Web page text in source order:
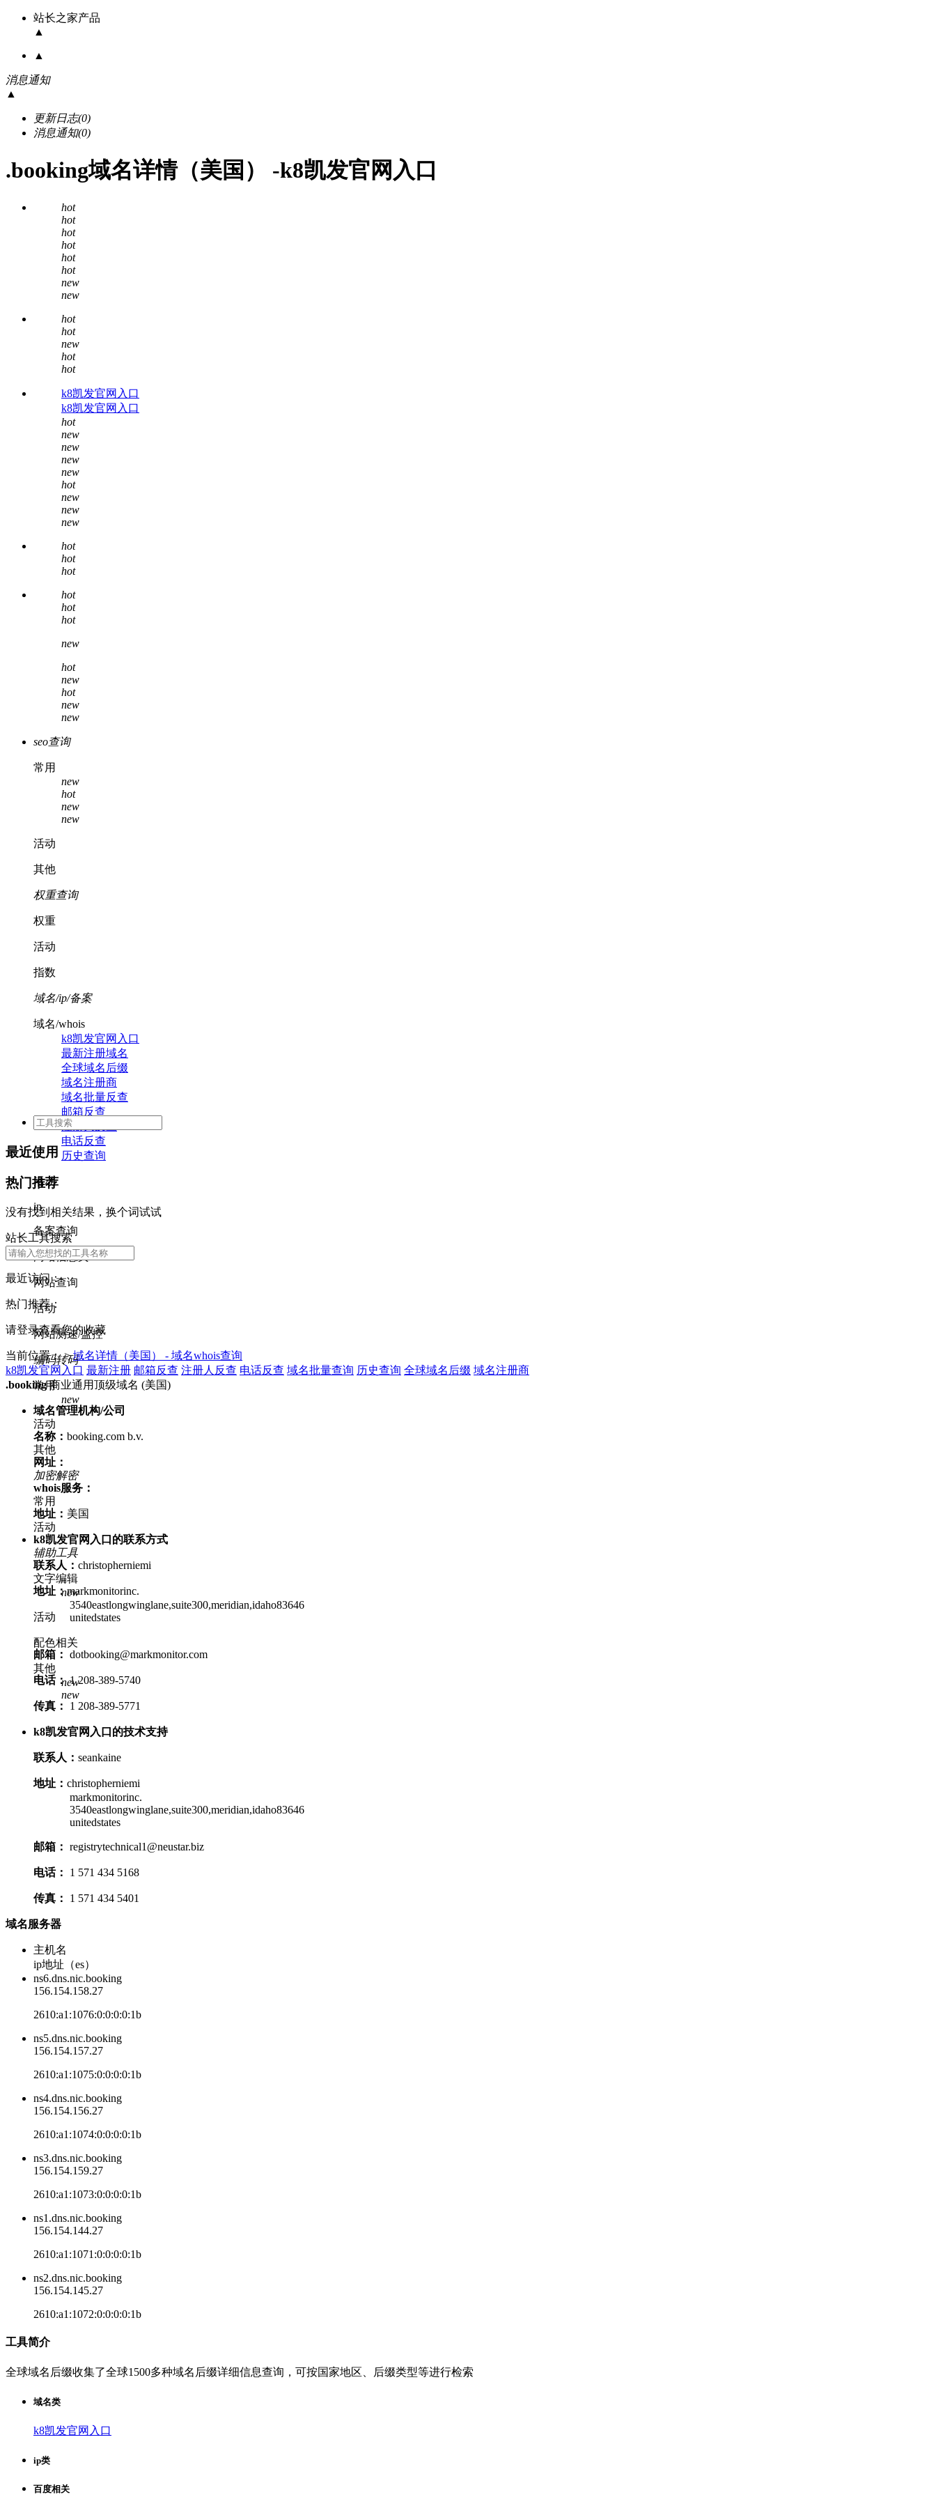
站长之家产品
▲
▲
消息通知
▲
更新日志(0)
消息通知(0)
.booking域名详情（美国） -k8凯发官网入口
hot
hot
hot
hot
hot
hot
new
new
hot
hot
new
hot
hot
k8凯发官网入口
k8凯发官网入口
hot
new
new
new
new
hot
new
new
new
hot
hot
hot
hot
hot
hot
new
hot
new
hot
new
new
seo查询
常用
new
hot
new
new
活动
其他
权重查询
权重
活动
指数
域名/ip/备案
域名/whois
k8凯发官网入口
最新注册域名
全球域名后缀
域名注册商
域名批量反查
邮箱反查
注册人反查
电话反查
历史查询
活动
ip
备案查询
网站信息类
网站查询
活动
网站测速/监控
编码转码
常用
new
活动
其他
加密解密
常用
活动
辅助工具
文字编辑
new
活动
配色相关
其他
new
new
最近使用
热门推荐
没有找到相关结果，换个词试试
站长工具搜索
最近访问：
热门推荐：
请登录查看您的收藏
当前位置： >域名详情（美国） - 域名whois查询
k8凯发官网入口 最新注册 邮箱反查 注册人反查 电话反查 域名批量查询 历史查询 全球域名后缀 域名注册商
.booking 商业通用顶级域名 (美国)
域名管理机构/公司
名称： booking.com b.v.
网址：
whois服务：
地址： 美国
k8凯发官网入口的联系方式
联系人： christopherniemi
地址：markmonitorinc.
3540eastlongwinglane,suite300,meridian,idaho83646
unitedstates
邮箱： dotbooking@markmonitor.com
电话：1 208-389-5740
传真： 1 208-389-5771
k8凯发官网入口的技术支持
联系人： seankaine
地址： christopherniemi
markmonitorinc.
3540eastlongwinglane,suite300,meridian,idaho83646
unitedstates
邮箱： registrytechnical1@neustar.biz
电话： 1 571 434 5168
传真： 1 571 434 5401
域名服务器
主机名
ip地址（es）
ns6.dns.nic.booking
156.154.158.27
2610:a1:1076:0:0:0:0:1b
ns5.dns.nic.booking
156.154.157.27
2610:a1:1075:0:0:0:0:1b
ns4.dns.nic.booking
156.154.156.27
2610:a1:1074:0:0:0:0:1b
ns3.dns.nic.booking
156.154.159.27
2610:a1:1073:0:0:0:0:1b
ns1.dns.nic.booking
156.154.144.27
2610:a1:1071:0:0:0:0:1b
ns2.dns.nic.booking
156.154.145.27
2610:a1:1072:0:0:0:0:1b
工具简介
全球域名后缀收集了全球1500多种域名后缀详细信息查询，可按国家地区、后缀类型等进行检索
域名类
k8凯发官网入口
ip类
百度相关